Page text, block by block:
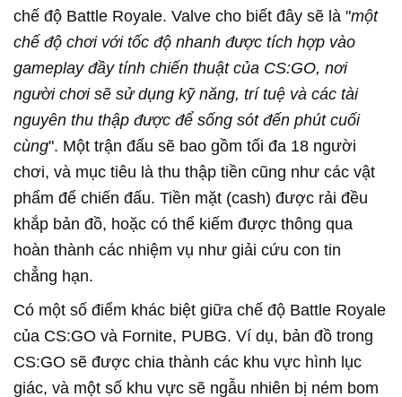
chế độ Battle Royale. Valve cho biết đây sẽ là "một
chế độ chơi với tốc độ nhanh được tích hợp vào
gameplay đầy tính chiến thuật của CS:GO, nơi
người chơi sẽ sử dụng kỹ năng, trí tuệ và các tài
nguyên thu thập được để sống sót đến phút cuối
cùng". Một trận đấu sẽ bao gồm tối đa 18 người
chơi, và mục tiêu là thu thập tiền cũng như các vật
phẩm để chiến đấu. Tiền mặt (cash) được rải đều
khắp bản đồ, hoặc có thể kiếm được thông qua
hoàn thành các nhiệm vụ như giải cứu con tin
chẳng hạn.
Có một số điểm khác biệt giữa chế độ Battle Royale
của CS:GO và Fornite, PUBG. Ví dụ, bản đồ trong
CS:GO sẽ được chia thành các khu vực hình lục
giác, và một số khu vực sẽ ngẫu nhiên bị ném bom